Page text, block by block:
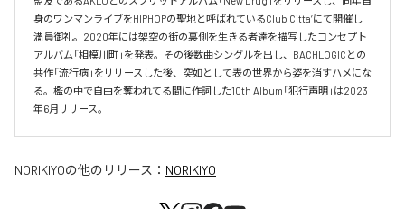
身のワンマンライブをHIPHOPの聖地と呼ばれているClub Citta’にて開催し
満員御礼。2020年には架空の街の裏側を生きる者達を描写したコンセプト
アルバム「相模川町」を発表。その後数曲シングルを出し、BACHLOGICとの
共作「流行病」をリリースした後、突如として表の世界から姿を消すハメにな
る。檻の中で自由を奪われてる間に作詞した10th Album「犯行声明」は2023
年6月リリース。
NORIKIYOの他のリリース： NORIKIYO